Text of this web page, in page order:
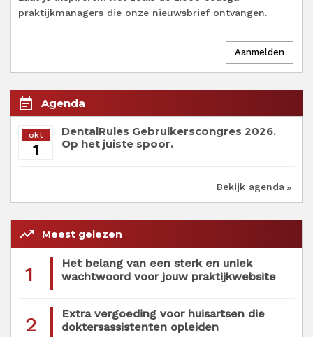
praktijkmanagers die onze nieuwsbrief ontvangen.
event_note Agenda
okt
1
DentalRules Gebruikerscongres 2026.
Op het juiste spoor.
Bekijk agenda
trending_up Meest gelezen
1
Het belang van een sterk en uniek
wachtwoord voor jouw praktijkwebsite
2
Extra vergoeding voor huisartsen die
doktersassistenten opleiden